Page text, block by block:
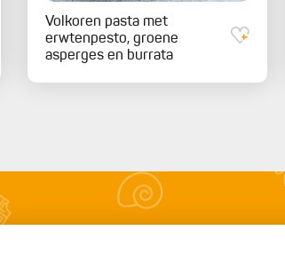
Volkoren pasta met
erwtenpesto, groene
asperges en burrata